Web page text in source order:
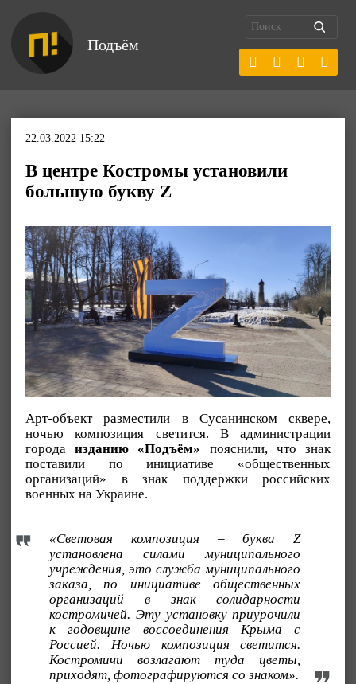
Подъём
22.03.2022 15:22
В центре Костромы установили
большую букву Z
Арт-объект разместили в Сусанинском сквере,
ночью композиция светится. В администрации
городаизданию «Подъём» пояснили, что знак
поставили по инициативе «общественных
организаций» в знак поддержки российских
военных на Украине.
«Световая композиция – буква Z
установлена силами муниципального
учреждения, это служба муниципального
заказа, по инициативе общественных
организаций в знак солидарности
костромичей. Эту установку приурочили
к годовщине воссоединения Крыма с
Россией. Ночью композиция светится.
Костромичи возлагают туда цветы,
приходят, фотографируются со знаком».